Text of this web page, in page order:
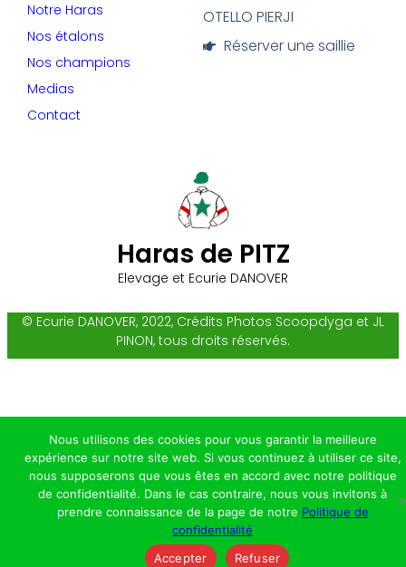
Haras de PITZ
Elevage et Ecurie DANOVER
OTELLO PIERJI
Réserver une saillie
Notre Haras
Nos étalons
Nos champions
Medias
Contact
© Ecurie DANOVER, 2022, Crédits Photos Scoopdyga et JL
PINON, tous droits réservés.
Nous utilisons des cookies pour vous garantir la meilleure
expérience sur notre site web. Si vous continuez à utiliser ce site,
nous supposerons que vous êtes en accord avec notre politique
de confidentialité. Dans le cas contraire, nous vous invitons à
prendre connaissance de la page de notre Politique de
confidentialité
Accepter
Refuser